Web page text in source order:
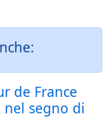
de France
nel segno di